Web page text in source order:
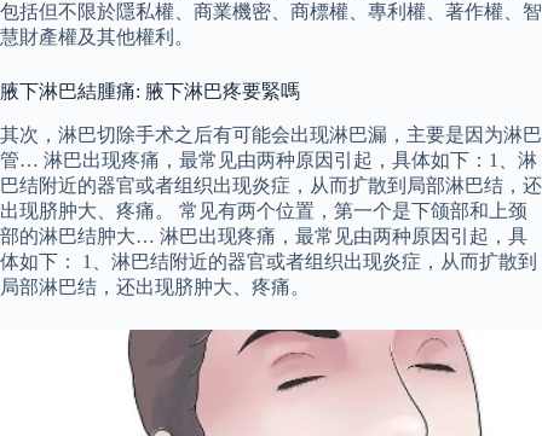
包括但不限於隱私權、商業機密、商標權、專利權、著作權、智
慧財產權及其他權利。
腋下淋巴結腫痛: 腋下淋巴疼要緊嗎
其次，淋巴切除手术之后有可能会出现淋巴漏，主要是因为淋巴
管… 淋巴出现疼痛，最常见由两种原因引起，具体如下：1、淋
巴结附近的器官或者组织出现炎症，从而扩散到局部淋巴结，还
出现脐肿大、疼痛。 常见有两个位置，第一个是下颌部和上颈
部的淋巴结肿大… 淋巴出现疼痛，最常见由两种原因引起，具
体如下： 1、淋巴结附近的器官或者组织出现炎症，从而扩散到
局部淋巴结，还出现脐肿大、疼痛。